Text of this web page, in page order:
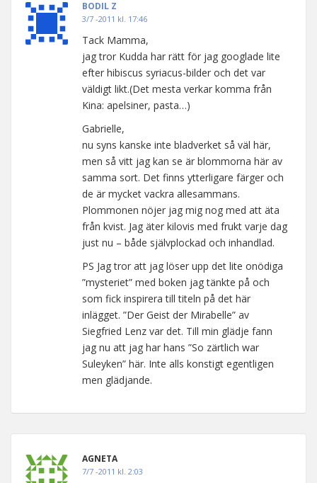
BODIL Z
3/7 -2011 kl. 17:46
Tack Mamma,
jag tror Kudda har rätt för jag googlade lite
efter hibiscus syriacus-bilder och det var
väldigt likt.(Det mesta verkar komma från
Kina: apelsiner, pasta…)
Gabrielle,
nu syns kanske inte bladverket så väl här,
men så vitt jag kan se är blommorna här av
samma sort. Det finns ytterligare färger och
de är mycket vackra allesammans.
Plommonen nöjer jag mig nog med att äta
från kvist. Jag äter kilovis med frukt varje dag
just nu – både självplockad och inhandlad.
PS Jag tror att jag löser upp det lite onödiga
”mysteriet” med boken jag tänkte på och
som fick inspirera till titeln på det här
inlägget. ”Der Geist der Mirabelle” av
Siegfried Lenz var det. Till min glädje fann
jag nu att jag har hans ”So zärtlich war
Suleyken” här. Inte alls konstigt egentligen
men glädjande.
AGNETA
7/7 -2011 kl. 2:03